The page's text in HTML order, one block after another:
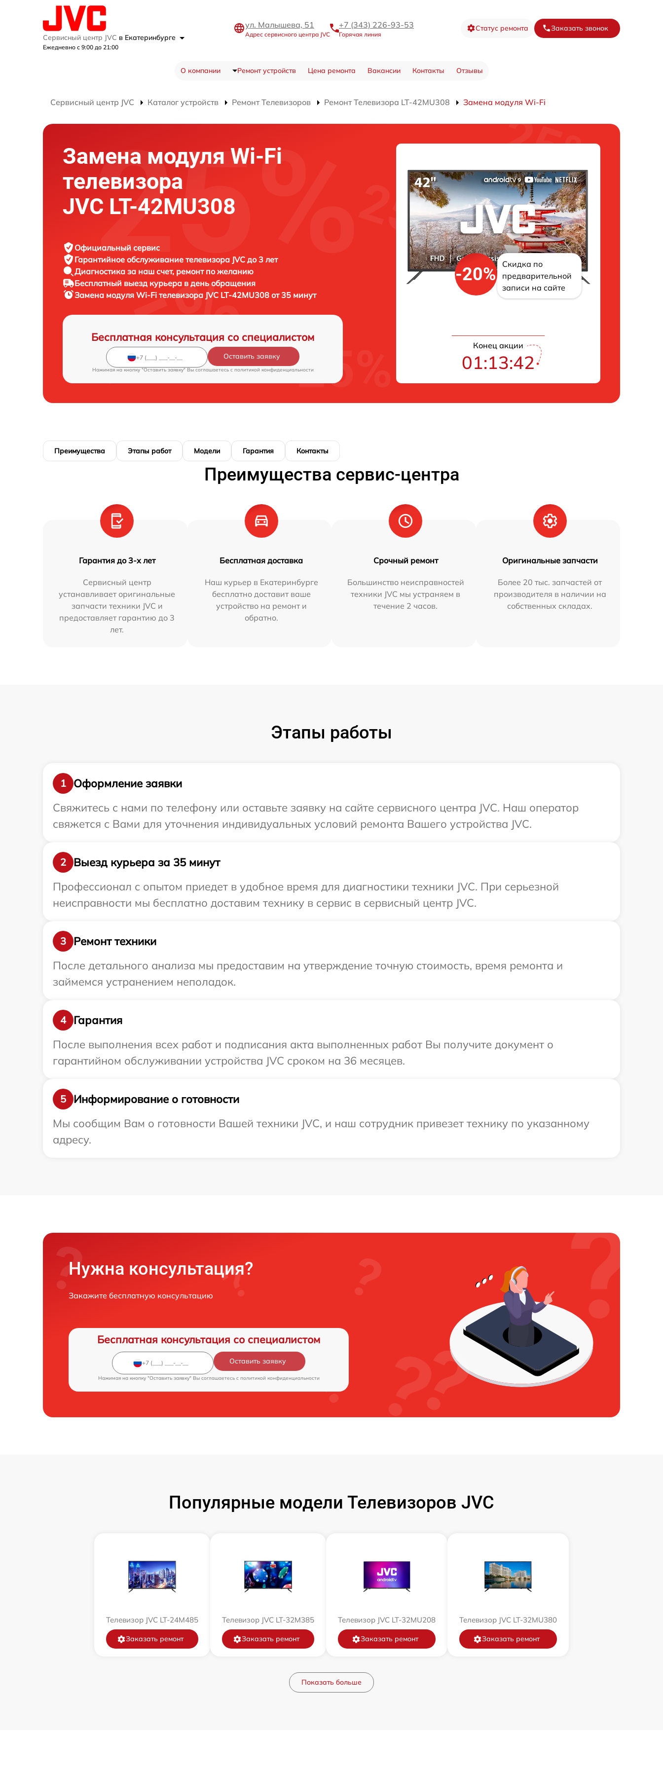
Сервисный центр JVC в Екатеринбурге
Ежедневно с 9:00 до 21:00
ул. Малышева, 51
Адрес сервисного центра JVC
+7 (343) 226-93-53
Горячая линия
Статус ремонта Заказать звонок
О компании Ремонт устройств Цена ремонта Вакансии Контакты Отзывы
Сервисный центр JVC Каталог устройств Ремонт Телевизоров Ремонт Телевизора LT-42MU308 Замена модуля Wi-Fi
Замена модуля Wi-Fi
телевизора
JVC LT-42MU308
Официальный сервис
Гарантийное обслуживание телевизора JVC до 3 лет
Диагностика за наш счет, ремонт по желанию
Бесплатный выезд курьера в день обращения
Замена модуля Wi-Fi телевизора JVC LT-42MU308 от 35 минут
Бесплатная консультация со специалистом
Оставить заявку
Нажимая на кнопку "Оставить заявку" Вы соглашаетесь c политикой конфиденциальности
-20%
Скидка по
предварительной
записи на сайте
Конец акции
01:13:41
Преимущества Этапы работ Модели Гарантия Контакты
Преимущества сервис-центра
Гарантия до 3-х лет
Сервисный центр
устанавливает оригинальные
запчасти техники JVC и
предоставляет гарантию до 3
лет.
Бесплатная доставка
Наш курьер в Екатеринбурге
бесплатно доставит ваше
устройство на ремонт и
обратно.
Срочный ремонт
Большинство неисправностей
техники JVC мы устраняем в
течение 2 часов.
Оригинальные запчасти
Более 20 тыс. запчастей от
производителя в наличии на
собственных складах.
Этапы работы
1
Оформление заявки
Свяжитесь с нами по телефону или оставьте заявку на сайте сервисного центра JVC. Наш оператор
свяжется с Вами для уточнения индивидуальных условий ремонта Вашего устройства JVC.
2
Выезд курьера за 35 минут
Профессионал с опытом приедет в удобное время для диагностики техники JVC. При серьезной
неисправности мы бесплатно доставим технику в сервис в сервисный центр JVC.
3
Ремонт техники
После детального анализа мы предоставим на утверждение точную стоимость, время ремонта и
займемся устранением неполадок.
4
Гарантия
После выполнения всех работ и подписания акта выполненных работ Вы получите документ о
гарантийном обслуживании устройства JVC сроком на 36 месяцев.
5
Информирование о готовности
Мы сообщим Вам о готовности Вашей техники JVC, и наш сотрудник привезет технику по указанному
адресу.
Нужна консультация?
Закажите бесплатную консультацию
Бесплатная консультация со специалистом
Оставить заявку
Нажимая на кнопку "Оставить заявку" Вы соглашаетесь c политикой конфиденциальности
Популярные модели Телевизоров JVC
Телевизор JVC LT-24M485
Заказать ремонт
Телевизор JVC LT-32M385
Заказать ремонт
Телевизор JVC LT-32MU208
Заказать ремонт
Телевизор JVC LT-32MU380
Заказать ремонт
Показать больше